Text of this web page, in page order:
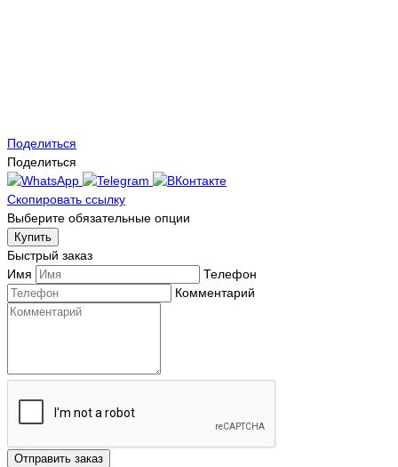
Поделиться
Поделиться
Скопировать ссылку
Выберите обязательные опции
Купить
Быстрый заказ
Имя
Телефон
Комментарий
Отправить заказ